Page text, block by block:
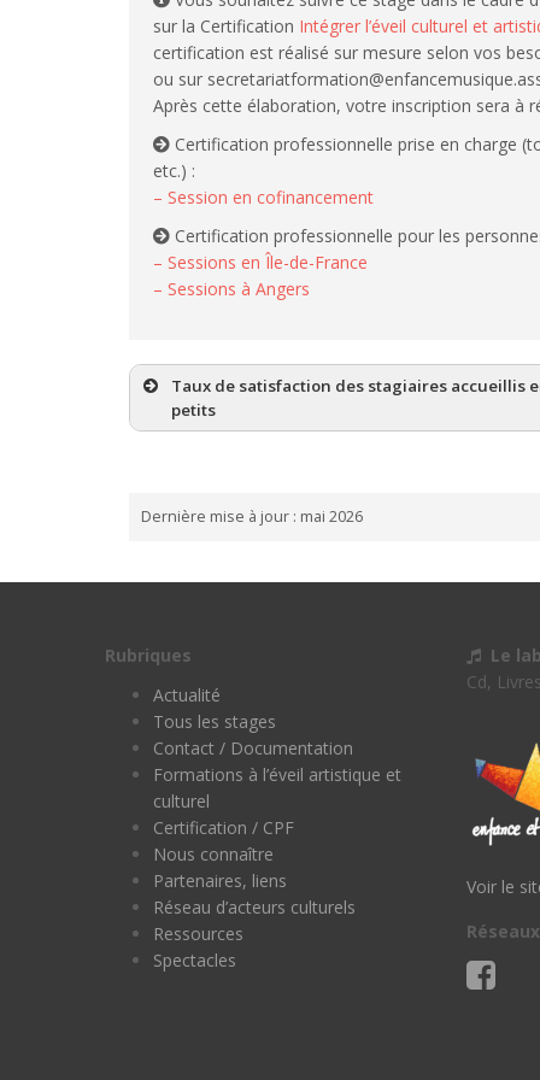
sur la Certification Intégrer l’éveil culturel et
certification est réalisé sur mesure selon vos
ou sur
Après cette élaboration, votre inscription sera à
Certification professionnelle prise en charge
etc.) :
– Session en cofinancement
Certification professionnelle pour les
– Sessions en Île-de-France
– Sessions à Angers
Taux de satisfaction des stagiaires accueillis
petits
Dernière mise à jour : mai 2026
Rubriques
Actualité
Tous les stages
Contact / Documentation
Formations à l’éveil artistique et
culturel
Certification / CPF
Nous connaître
Partenaires, liens
Réseau d’acteurs culturels
Ressources
Spectacles
Le
Cd,
Voir le